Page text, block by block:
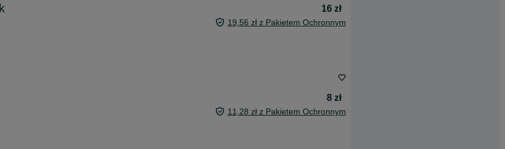
16 zł
19,56 zł z Pakietem Ochronnym
8 zł
11,28 zł z Pakietem Ochronnym